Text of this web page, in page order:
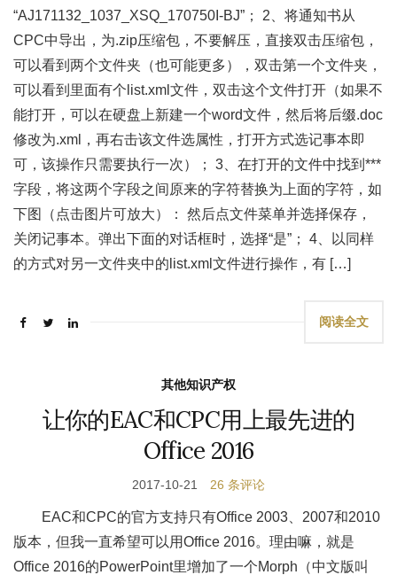
“AJ171132_1037_XSQ_170750I-BJ”； 2、将通知书从
CPC中导出，为.zip压缩包，不要解压，直接双击压缩包，
可以看到两个文件夹（也可能更多），双击第一个文件夹，
可以看到里面有个list.xml文件，双击这个文件打开（如果不
能打开，可以在硬盘上新建一个word文件，然后将后缀.doc
修改为.xml，再右击该文件选属性，打开方式选记事本即
可，该操作只需要执行一次）； 3、在打开的文件中找到***
字段，将这两个字段之间原来的字符替换为上面的字符，如
下图（点击图片可放大）： 然后点文件菜单并选择保存，
关闭记事本。弹出下面的对话框时，选择“是”； 4、以同样
的方式对另一文件夹中的list.xml文件进行操作，有 […]
阅读全文
其他知识产权
让你的EAC和CPC用上最先进的
Office 2016
2017-10-21 26 条评论
EAC和CPC的官方支持只有Office 2003、2007和2010
版本，但我一直希望可以用Office 2016。理由嘛，就是
Office 2016的PowerPoint里增加了一个Morph（中文版叫